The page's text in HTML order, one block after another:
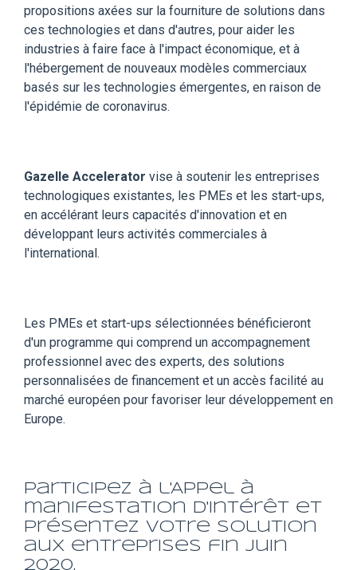
propositions axées sur la fourniture de solutions dans
ces technologies et dans d'autres, pour aider les
industries à faire face à l'impact économique, et à
l'hébergement de nouveaux modèles commerciaux
basés sur les technologies émergentes, en raison de
l'épidémie de coronavirus.
Gazelle Accelerator vise à soutenir les entreprises
technologiques existantes, les PMEs et les start-ups,
en accélérant leurs capacités d'innovation et en
développant leurs activités commerciales à
l'international.
Les PMEs et start-ups sélectionnées bénéficieront
d'un programme qui comprend un accompagnement
professionnel avec des experts, des solutions
personnalisées de financement et un accès facilité au
marché européen pour favoriser leur développement en
Europe.
Participez à l'Appel à
manifestation d'Intérêt et
présentez votre solution
aux entreprises fin juin
2020.